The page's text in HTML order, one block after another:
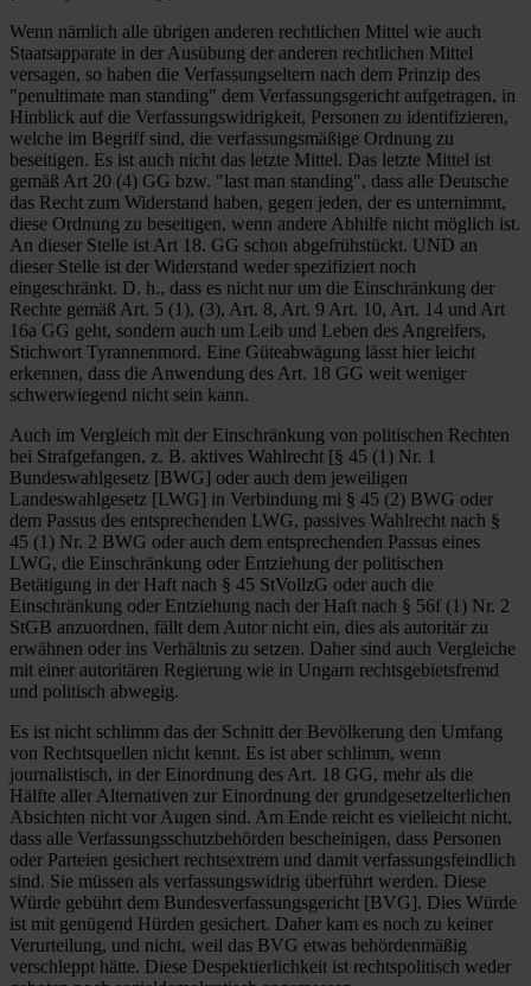
Wenn nämlich alle übrigen anderen rechtlichen Mittel wie auch
Staatsapparate in der Ausübung der anderen rechtlichen Mittel
versagen, so haben die Verfassungseltern nach dem Prinzip des
"penultimate man standing" dem Verfassungsgericht aufgetragen, in
Hinblick auf die Verfassungswidrigkeit, Personen zu identifizieren,
welche im Begriff sind, die verfassungsmäßige Ordnung zu
beseitigen. Es ist auch nicht das letzte Mittel. Das letzte Mittel ist
gemäß Art 20 (4) GG bzw. "last man standing", dass alle Deutsche
das Recht zum Widerstand haben, gegen jeden, der es unternimmt,
diese Ordnung zu beseitigen, wenn andere Abhilfe nicht möglich ist.
An dieser Stelle ist Art 18. GG schon abgefrühstückt. UND an
dieser Stelle ist der Widerstand weder spezifiziert noch
eingeschränkt. D. h., dass es nicht nur um die Einschränkung der
Rechte gemäß Art. 5 (1), (3), Art. 8, Art. 9 Art. 10, Art. 14 und Art
16a GG geht, sondern auch um Leib und Leben des Angreifers,
Stichwort Tyrannenmord. Eine Güteabwägung lässt hier leicht
erkennen, dass die Anwendung des Art. 18 GG weit weniger
schwerwiegend nicht sein kann.
Auch im Vergleich mit der Einschränkung von politischen Rechten
bei Strafgefangen, z. B. aktives Wahlrecht [§ 45 (1) Nr. 1
Bundeswahlgesetz [BWG] oder auch dem jeweiligen
Landeswahlgesetz [LWG] in Verbindung mi § 45 (2) BWG oder
dem Passus des entsprechenden LWG, passives Wahlrecht nach §
45 (1) Nr. 2 BWG oder auch dem entsprechenden Passus eines
LWG, die Einschränkung oder Entziehung der politischen
Betätigung in der Haft nach § 45 StVollzG oder auch die
Einschränkung oder Entziehung nach der Haft nach § 56f (1) Nr. 2
StGB anzuordnen, fällt dem Autor nicht ein, dies als autoritär zu
erwähnen oder ins Verhältnis zu setzen. Daher sind auch Vergleiche
mit einer autoritären Regierung wie in Ungarn rechtsgebietsfremd
und politisch abwegig.
Es ist nicht schlimm das der Schnitt der Bevölkerung den Umfang
von Rechtsquellen nicht kennt. Es ist aber schlimm, wenn
journalistisch, in der Einordnung des Art. 18 GG, mehr als die
Hälfte aller Alternativen zur Einordnung der grundgesetzelterlichen
Absichten nicht vor Augen sind. Am Ende reicht es vielleicht nicht,
dass alle Verfassungsschutzbehörden bescheinigen, dass Personen
oder Parteien gesichert rechtsextrem und damit verfassungsfeindlich
sind. Sie müssen als verfassungswidrig überführt werden. Diese
Würde gebührt dem Bundesverfassungsgericht [BVG]. Dies Würde
ist mit genügend Hürden gesichert. Daher kam es noch zu keiner
Verurteilung, und nicht, weil das BVG etwas behördenmäßig
verschleppt hätte. Diese Despektierlichkeit ist rechtspolitisch weder